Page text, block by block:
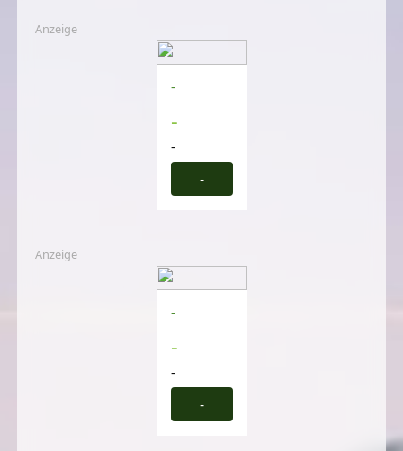
Anzeige
-
-
-
-
Anzeige
-
-
-
-